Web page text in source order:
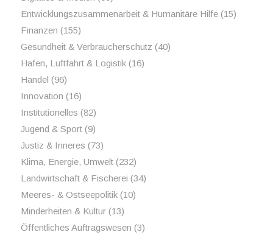
Entwicklungszusammenarbeit & Humanitäre Hilfe(15)
Finanzen (155)
Gesundheit & Verbraucherschutz (40)
Hafen, Luftfahrt & Logistik(16)
Handel (96)
Innovation (16)
Institutionelles (82)
Jugend & Sport(9)
Justiz & Inneres (73)
Klima, Energie, Umwelt(232)
Landwirtschaft & Fischerei (34)
Meeres- & Ostseepolitik(10)
Minderheiten & Kultur(13)
Öffentliches Auftragswesen (3)